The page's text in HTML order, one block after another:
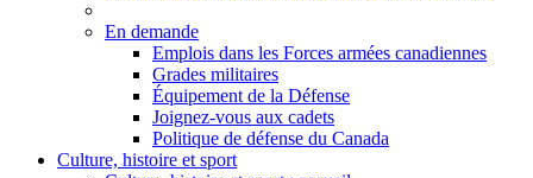
En demande
Emplois dans les Forces armées canadiennes
Grades militaires
Équipement de la Défense
Joignez-vous aux cadets
Politique de défense du Canada
Culture, histoire et sport